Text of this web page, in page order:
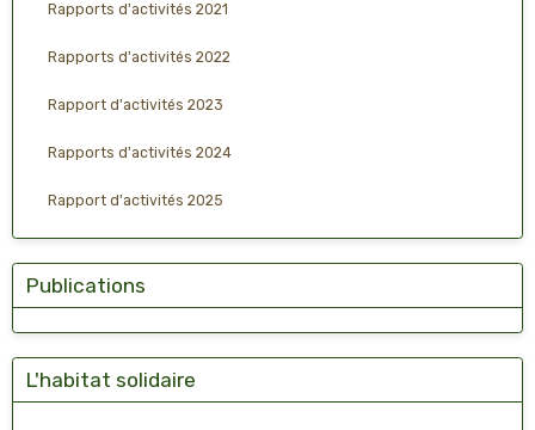
Rapports d'activités 2021
Rapports d'activités 2022
Rapport d'activités 2023
Rapports d'activités 2024
Rapport d'activités 2025
Publications
L'habitat solidaire